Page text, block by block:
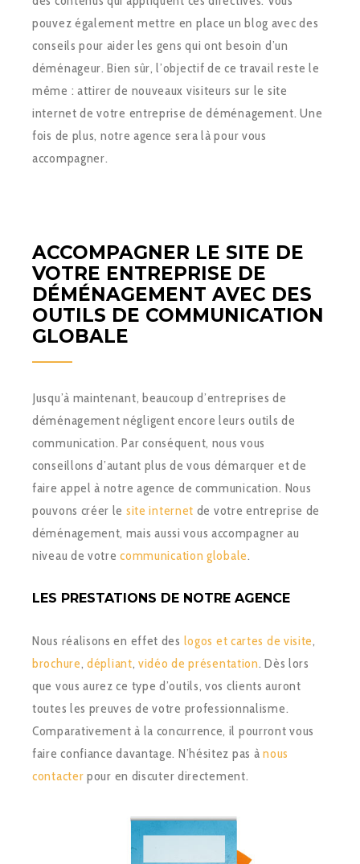
pouvez également mettre en place un blog avec des
conseils pour aider les gens qui ont besoin d’un
déménageur. Bien sûr, l’objectif de ce travail reste le
même : attirer de nouveaux visiteurs sur le site
internet de votre entreprise de déménagement. Une
fois de plus, notre agence sera là pour vous
accompagner.
ACCOMPAGNER LE SITE DE
VOTRE ENTREPRISE DE
DÉMÉNAGEMENT AVEC DES
OUTILS DE COMMUNICATION
GLOBALE
Jusqu’à maintenant, beaucoup d’entreprises de
déménagement négligent encore leurs outils de
communication. Par conséquent, nous vous
conseillons d’autant plus de vous démarquer et de
faire appel à notre agence de communication. Nous
pouvons créer le site internet de votre entreprise de
déménagement, mais aussi vous accompagner au
niveau de votrecommunication globale.
LES PRESTATIONS DE NOTRE AGENCE
Nous réalisons en effet des logos et cartes de visite,
brochure,dépliant,vidéo de présentation. Dès lors
que vous aurez ce type d’outils, vos clients auront
toutes les preuves de votre professionnalisme.
Comparativement à la concurrence, il pourront vous
faire confiance davantage. N’hésitez pas ànous
contacter pour en discuter directement.